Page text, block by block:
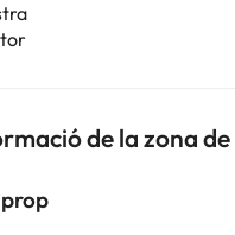
de la zona de